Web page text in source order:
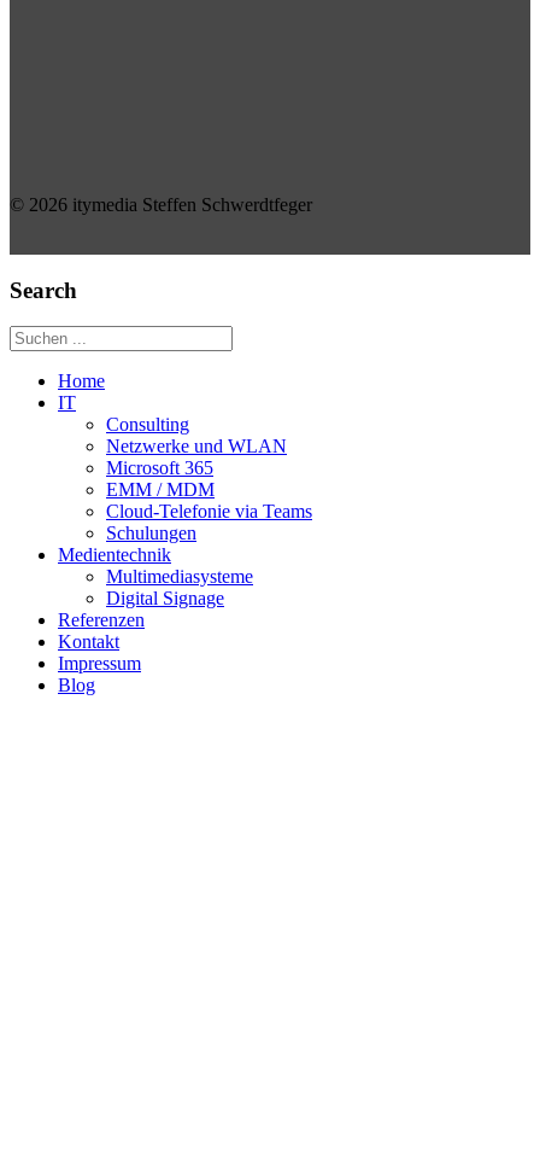
© 2026 itymedia Steffen Schwerdtfeger
Search
Home
IT
Consulting
Netzwerke und WLAN
Microsoft 365
EMM / MDM
Cloud-Telefonie via Teams
Schulungen
Medientechnik
Multimediasysteme
Digital Signage
Referenzen
Kontakt
Impressum
Blog